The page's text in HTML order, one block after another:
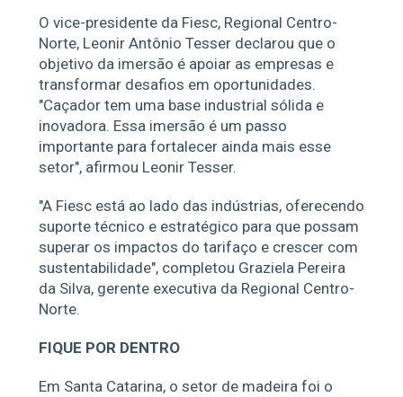
O vice-presidente da Fiesc, Regional Centro-
Norte, Leonir Antônio Tesser declarou que o
objetivo da imersão é apoiar as empresas e
transformar desafios em oportunidades.
"Caçador tem uma base industrial sólida e
inovadora. Essa imersão é um passo
importante para fortalecer ainda mais esse
setor", afirmou Leonir Tesser.
"A Fiesc está ao lado das indústrias, oferecendo
suporte técnico e estratégico para que possam
superar os impactos do tarifaço e crescer com
sustentabilidade", completou Graziela Pereira
da Silva, gerente executiva da Regional Centro-
Norte.
FIQUE POR DENTRO
Em Santa Catarina, o setor de madeira foi o